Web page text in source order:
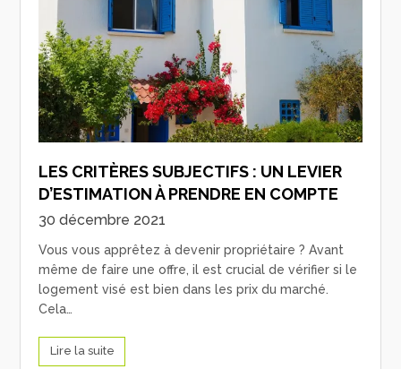
LES CRITÈRES SUBJECTIFS : UN LEVIER
D’ESTIMATION À PRENDRE EN COMPTE
30 décembre 2021
Vous vous apprêtez à devenir propriétaire ? Avant
même de faire une offre, il est crucial de vérifier si le
logement visé est bien dans les prix du marché.
Cela…
Lire la suite